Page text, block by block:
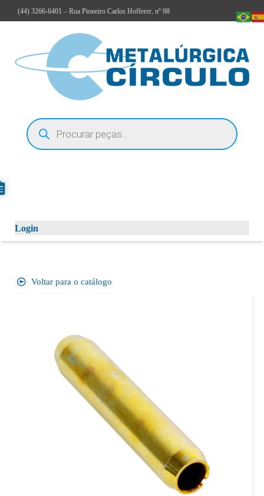
(44) 3266-6401 – Rua Pioneiro Carlos Hofferer, nº 98
Login
Voltar para o catálogo